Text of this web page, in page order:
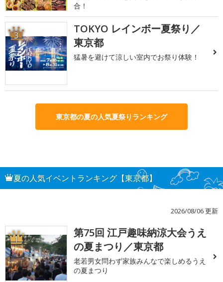
合！
3
TOKYO レインボー夏祭り／
東京都
猛暑を避けて涼しい室内でお祭り体験！
東京都の夏の人気夏祭りランキング
夏の人気イベントランキング【東京都】
2026/08/06 更新
1
第75回 江戸趣味納涼大会うえ
の夏まつり／東京都
老若男女問わず家族みんなで楽しめるうえ
の夏まつり